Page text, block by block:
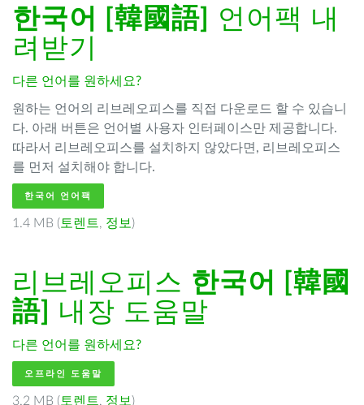
한국어 [韓國語]
언어팩 내
려받기
다른 언어를 원하세요?
원하는 언어의 리브레오피스를 직접 다운로드 할 수 있습니
다. 아래 버튼은 언어별 사용자 인터페이스만 제공합니다.
따라서 리브레오피스를 설치하지 않았다면, 리브레오피스
를 먼저 설치해야 합니다.
한국어 언어팩
1.4 MB ( 토렌트, 정보 )
리브레오피스 한국어 [韓國
語]
내장 도움말
다른 언어를 원하세요?
오프라인 도움말
3.2 MB ( 토렌트, 정보 )